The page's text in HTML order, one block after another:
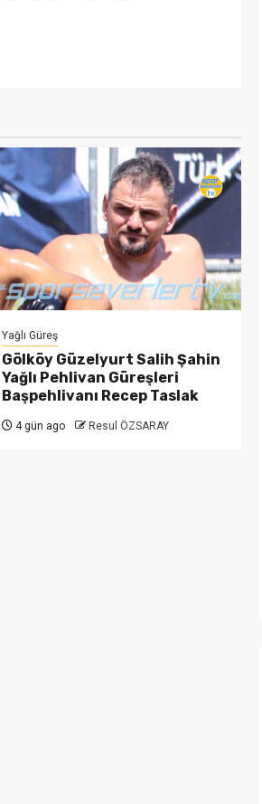
Yağlı Güreş
Gölköy Güzelyurt Salih Şahin
Yağlı Pehlivan Güreşleri
Başpehlivanı Recep Taslak
4 gün ago Resul ÖZSARAY